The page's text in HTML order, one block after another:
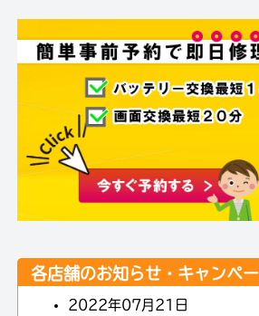
各店舗のお知らせ・キャンペ
2022年07月21日